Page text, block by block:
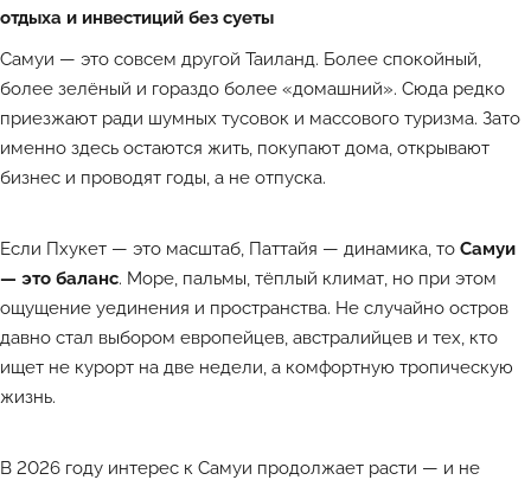
отдыха и инвестиций без суеты
Самуи — это совсем другой Таиланд. Более спокойный,
более зелёный и гораздо более «домашний». Сюда редко
приезжают ради шумных тусовок и массового туризма. Зато
именно здесь остаются жить, покупают дома, открывают
бизнес и проводят годы, а не отпуска.
Если Пхукет — это масштаб, Паттайя — динамика, то Самуи
— это баланс. Море, пальмы, тёплый климат, но при этом
ощущение уединения и пространства. Не случайно остров
давно стал выбором европейцев, австралийцев и тех, кто
ищет не курорт на две недели, а комфортную тропическую
жизнь.
В 2026 году интерес к Самуи продолжает расти — и не